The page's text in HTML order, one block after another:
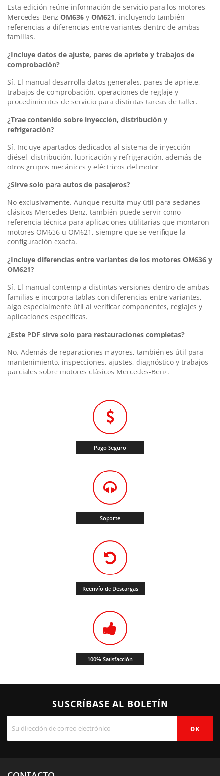
Esta edición reúne información de servicio para los motores
Mercedes-Benz OM636 y OM621, incluyendo también
referencias a diferencias entre variantes dentro de ambas
familias.
¿Incluye datos de ajuste, pares de apriete y trabajos de
comprobación?
Sí. El manual desarrolla datos generales, pares de apriete,
trabajos de comprobación, operaciones de reglaje y
procedimientos de servicio para distintas tareas de taller.
¿Trae contenido sobre inyección, distribución y
refrigeración?
Sí. Incluye apartados dedicados al sistema de inyección
diésel, distribución, lubricación y refrigeración, además de
otros grupos mecánicos y eléctricos del motor.
¿Sirve solo para autos de pasajeros?
No exclusivamente. Aunque resulta muy útil para sedanes
clásicos Mercedes-Benz, también puede servir como
referencia técnica para aplicaciones utilitarias que montaron
motores OM636 u OM621, siempre que se verifique la
configuración exacta.
¿Incluye diferencias entre variantes de los motores OM636 y
OM621?
Sí. El manual contempla distintas versiones dentro de ambas
familias e incorpora tablas con diferencias entre variantes,
algo especialmente útil al verificar componentes, reglajes y
aplicaciones específicas.
¿Este PDF sirve solo para restauraciones completas?
No. Además de reparaciones mayores, también es útil para
mantenimiento, inspecciones, ajustes, diagnóstico y trabajos
parciales sobre motores clásicos Mercedes-Benz.
Pago Seguro
Soporte
Reenvío de Descargas
100% Satisfacción
SUSCRÍBASE AL BOLETÍN